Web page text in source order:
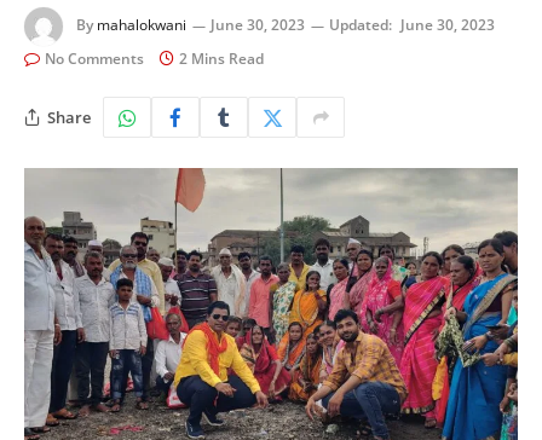
By mahalokwani June 30, 2023 Updated: June 30, 2023
No Comments
2 Mins Read
Share